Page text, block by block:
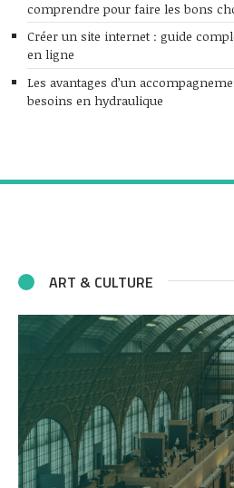
comprendre pour faire les bons
Créer un site internet : guide
en ligne
Les avantages d’un
besoins en hydraulique
ART & CULTURE